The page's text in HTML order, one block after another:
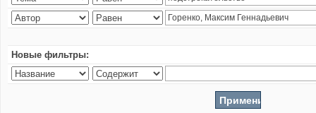
Новые фильтры: